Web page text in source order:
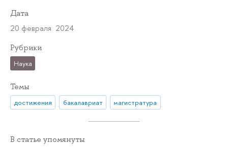
Дата
20 февраля 2024
Рубрики
Наука
Темы
достижения бакалавриат магистратура
В статье упомянуты